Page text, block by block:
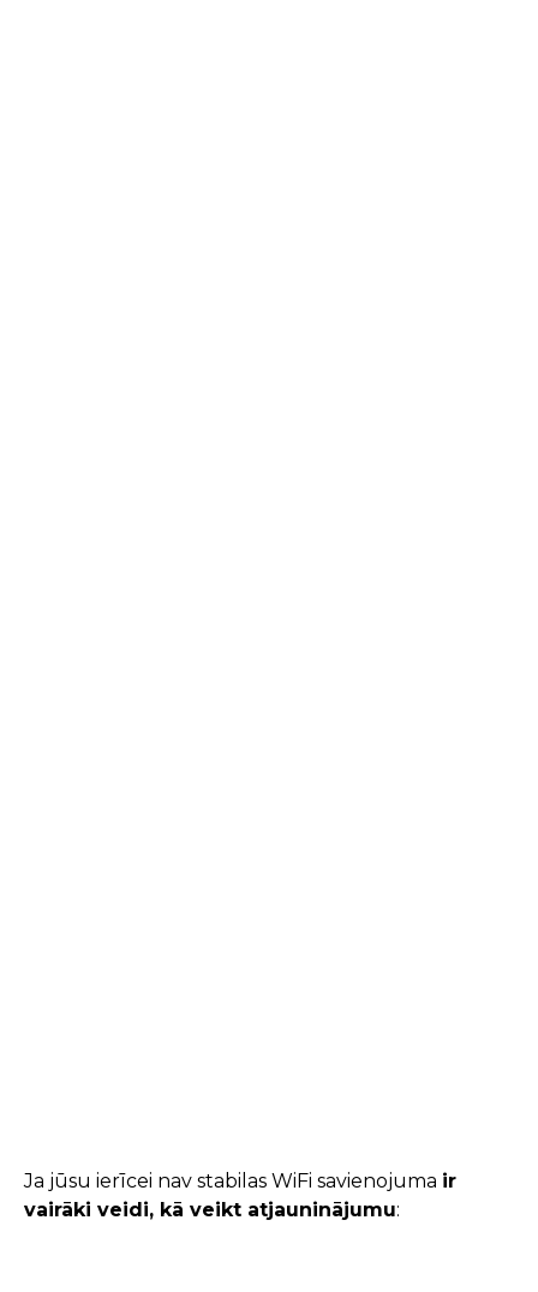
Ja jūsu ierīcei nav stabilas WiFi savienojuma ir
vairāki veidi, kā veikt atjauninājumu: